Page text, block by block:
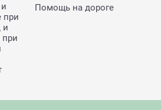
при
и
при
Помощь на дороге